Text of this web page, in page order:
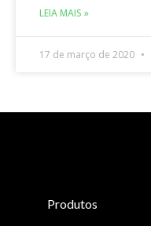
LEIA MAIS »
17 de março de 2020
Produtos